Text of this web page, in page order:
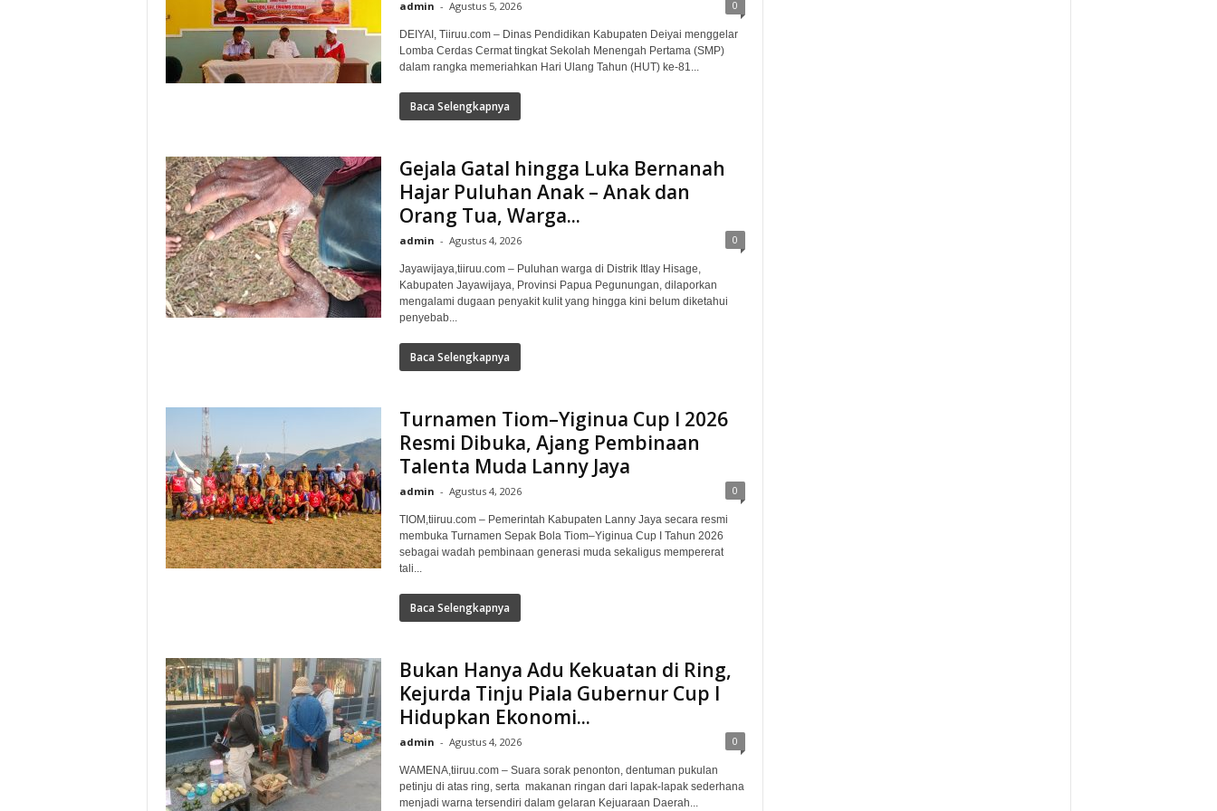
admin - Agustus 5, 2026 0
DEIYAI, Tiiruu.com – Dinas Pendidikan Kabupaten Deiyai menggelar
Lomba Cerdas Cermat tingkat Sekolah Menengah Pertama (SMP)
dalam rangka memeriahkan Hari Ulang Tahun (HUT) ke-81...
Baca Selengkapnya
Gejala Gatal hingga Luka Bernanah
Hajar Puluhan Anak – Anak dan
Orang Tua, Warga...
admin - Agustus 4, 2026 0
Jayawijaya,tiiruu.com – Puluhan warga di Distrik Itlay Hisage,
Kabupaten Jayawijaya, Provinsi Papua Pegunungan, dilaporkan
mengalami dugaan penyakit kulit yang hingga kini belum diketahui
penyebab...
Baca Selengkapnya
Turnamen Tiom–Yiginua Cup I 2026
Resmi Dibuka, Ajang Pembinaan
Talenta Muda Lanny Jaya
admin - Agustus 4, 2026 0
TIOM,tiiruu.com – Pemerintah Kabupaten Lanny Jaya secara resmi
membuka Turnamen Sepak Bola Tiom–Yiginua Cup I Tahun 2026
sebagai wadah pembinaan generasi muda sekaligus mempererat
tali...
Baca Selengkapnya
Bukan Hanya Adu Kekuatan di Ring,
Kejurda Tinju Piala Gubernur Cup I
Hidupkan Ekonomi...
admin - Agustus 4, 2026 0
WAMENA,tiiruu.com – Suara sorak penonton, dentuman pukulan
petinju di atas ring, serta makanan ringan dari lapak-lapak sederhana
menjadi warna tersendiri dalam gelaran Kejuaraan Daerah...